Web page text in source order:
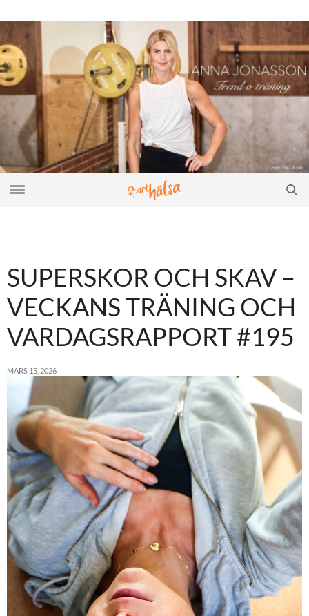
SUPERSKOR OCH SKAV –
VECKANS TRÄNING OCH
VARDAGSRAPPORT #195
MARS 15, 2026